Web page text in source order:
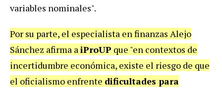
variables nominales".
Por su parte, el especialista en finanzas Alejo
Sánchez afirma aiProUP que "en contextos de
incertidumbre económica, existe el riesgo de que
el oficialismo enfrente dificultades para